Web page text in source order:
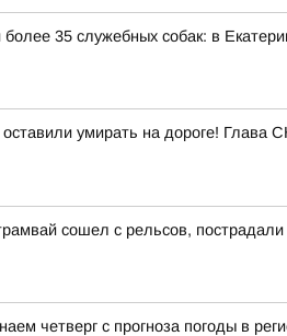
35 служебных собак: в
умирать на дороге! Глава
сошел с рельсов,
четверг с прогноза погоды в